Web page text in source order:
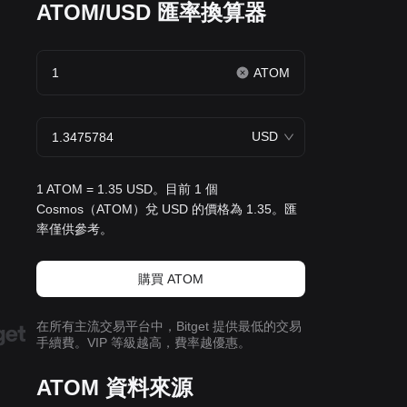
ATOM/USD 匯率換算器
ATOM
USD
1 ATOM = 1.35 USD。目前 1 個
Cosmos（ATOM）兌 USD 的價格為 1.35。匯
率僅供參考。
購買 ATOM
在所有主流交易平台中，Bitget 提供最低的交易
手續費。VIP 等級越高，費率越優惠。
ATOM 資料來源